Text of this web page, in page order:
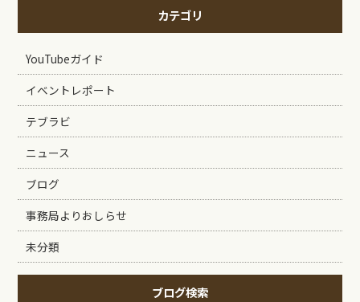
カテゴリ
YouTubeガイド
イベントレポート
テブラビ
ニュース
ブログ
事務局よりおしらせ
未分類
ブログ検索